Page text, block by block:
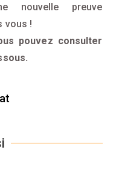
nouvelle preuve
vous !
pouvez consulter